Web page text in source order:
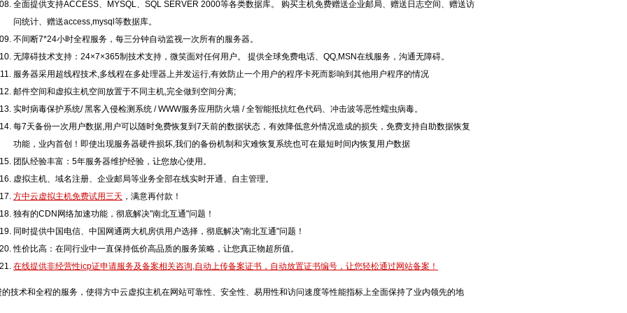
全面提供支持ACCESS、MYSQL、SQL SERVER 2000等各类数据库。 购买主机免费赠送企业邮局、赠送日志空间、赠送访
问统计、赠送access,mysql等数据库。
不间断7*24小时全程服务，每三分钟自动监视一次所有的服务器。
无障碍技术支持：24×7×365制技术支持，微笑面对任何用户。 提供全球免费电话、QQ,MSN在线服务，沟通无障碍。
服务器采用超线程技术,多线程在多处理器上并发运行,有效防止一个用户的程序卡死而影响到其他用户程序的情况
邮件空间和虚拟主机空间放置于不同主机,完全做到空间分离;
实时病毒保护系统/ 黑客入侵检测系统 / WWW服务应用防火墙 / 全智能抵抗红色代码、冲击波等恶性蠕虫病毒。
每7天备份一次用户数据,用户可以随时免费恢复到7天前的数据状态，有效降低意外情况造成的损失，免费支持自助数据恢复
功能，业内首创！即使出现服务器硬件损坏,我们的备份机制和灾难恢复系统也可在最短时间内恢复用户数据
团队经验丰富：5年服务器维护经验，让您放心使用。
虚拟主机、域名注册、企业邮局等业务全部在线实时开通、自主管理。
方中云虚拟主机免费试用三天 ，满意再付款！
独有的CDN网络加速功能，彻底解决"南北互通"问题！
同时提供中国电信、中国网通两大机房供用户选择，彻底解决"南北互通"问题！
性价比高：在同行业中一直保持低价高品质的服务策略，让您真正物超所值。
在线提供非经营性icp证申请服务及备案相关咨询,自动上传备案证书，自动放置证书编号，让您轻松通过网站备案！
的技术和全程的服务，使得方中云虚拟主机在网站可靠性、安全性、易用性和访问速度等性能指标上全面保持了业内领先的地